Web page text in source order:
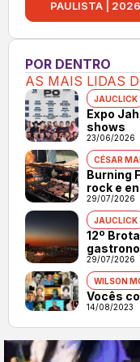
PAULISTA | 2026
POR DENTRO
AS MAIS LIDAS
JAUCLICK
Expo
shows
23/06/2026
CÉSAR
Burning
rock e
29/07/2026
JAUCLICK
12º
29/07/2026
WILSON
Vocês
14/08/2023